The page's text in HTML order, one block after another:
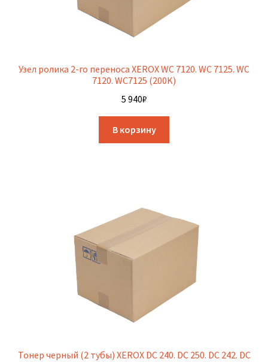
Узел ролика 2-го переноса XEROX WC 7120. WC 7125. WC
7120. WC7125 (200K)
5 940₽
В корзину
Тонер черный (2 тубы) XEROX DC 240. DC 250. DC 242. DC